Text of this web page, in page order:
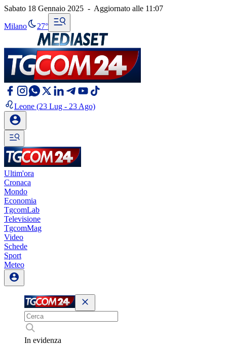
Sabato 18 Gennaio 2025 - Aggiornato alle 11:07
Milano 27°
Leone (23 Lug - 23 Ago)
Ultim'ora
Cronaca
Mondo
Economia
TgcomLab
Televisione
TgcomMag
Video
Schede
Sport
Meteo
In evidenza